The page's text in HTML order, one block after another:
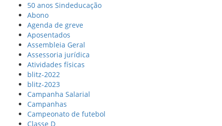
50 anos Sindeducação
Abono
Agenda de greve
Aposentados
Assembleia Geral
Assessoria jurídica
Atividades físicas
blitz-2022
blitz-2023
Campanha Salarial
Campanhas
Campeonato de futebol
Classe D